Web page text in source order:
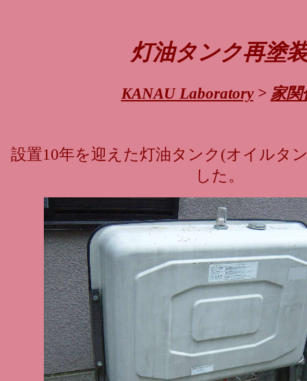
灯油タンク再塗
KANAU Laboratory> 家関
設置10年を迎えた灯油タンク(オイルタ
した。